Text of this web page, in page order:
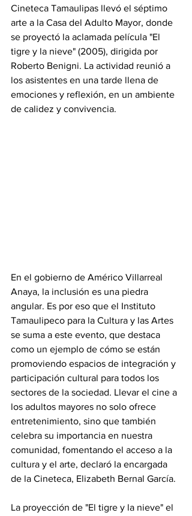
Cineteca Tamaulipas llevó el séptimo
arte a la Casa del Adulto Mayor, donde
se proyectó la aclamada película "El
tigre y la nieve" (2005), dirigida por
Roberto Benigni. La actividad reunió a
los asistentes en una tarde llena de
emociones y reflexión, en un ambiente
de calidez y convivencia.
En el gobierno de Américo Villarreal
Anaya, la inclusión es una piedra
angular. Es por eso que el Instituto
Tamaulipeco para la Cultura y las Artes
se suma a este evento, que destaca
como un ejemplo de cómo se están
promoviendo espacios de integración y
participación cultural para todos los
sectores de la sociedad. Llevar el cine a
los adultos mayores no solo ofrece
entretenimiento, sino que también
celebra su importancia en nuestra
comunidad, fomentando el acceso a la
cultura y el arte, declaró la encargada
de la Cineteca, Elizabeth Bernal García.
La proyección de "El tigre y la nieve" el